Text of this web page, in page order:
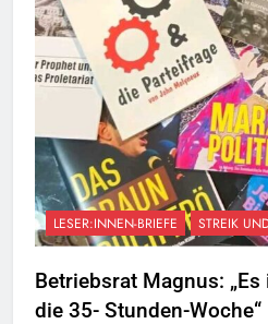
LESER:INNEN-BRIEFE STREIK
Betriebsrat Magnus:
die 35- Stunden-Woche“